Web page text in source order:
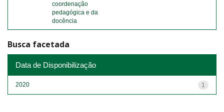
coordenação
pedagógica e da
docência
Busca facetada
Data de Disponibilização
1
2020